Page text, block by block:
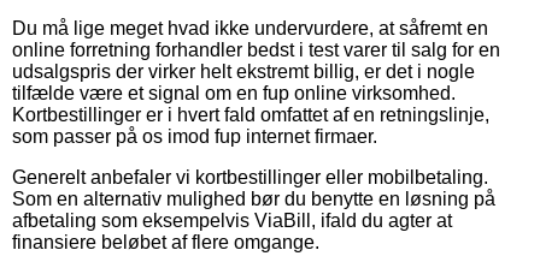
Du må lige meget hvad ikke undervurdere, at såfremt en
online forretning forhandler bedst i test varer til salg for en
udsalgspris der virker helt ekstremt billig, er det i nogle
tilfælde være et signal om en fup online virksomhed.
Kortbestillinger er i hvert fald omfattet af en retningslinje,
som passer på os imod fup internet firmaer.
Generelt anbefaler vi kortbestillinger eller mobilbetaling.
Som en alternativ mulighed bør du benytte en løsning på
afbetaling som eksempelvis ViaBill, ifald du agter at
finansiere beløbet af flere omgange.